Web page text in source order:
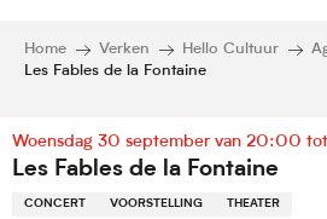
Home Verken Hello Cultuur
Les Fables de la Fontaine
Woensdag 30 september van 20:00
Les Fables de la Fontaine
CONCERT VOORSTELLING THEATER